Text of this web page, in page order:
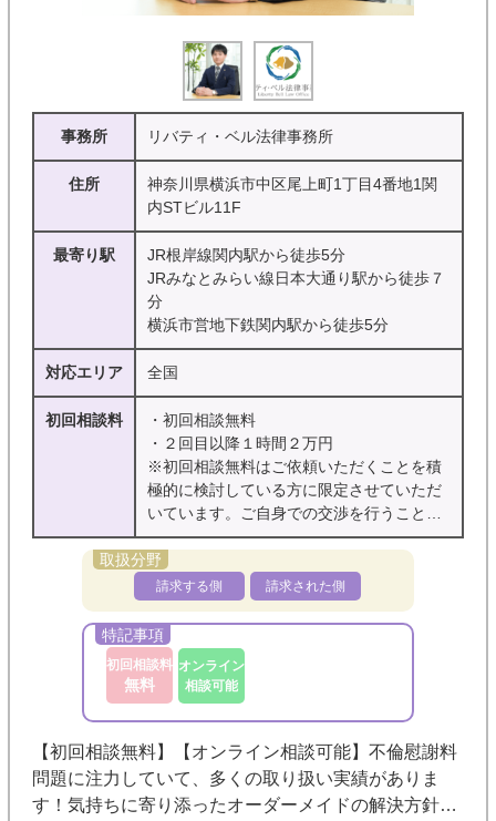
事務所 リバティ・ベル法律事務所
住所
神奈川県横浜市中区尾上町1丁目4番地1関
内STビル11F
最寄り駅
JR根岸線関内駅から徒歩5分
JRみなとみらい線日本大通り駅から徒歩７
分
横浜市営地下鉄関内駅から徒歩5分
対応エリア 全国
初回相談料
・初回相談無料
・２回目以降１時間２万円
※初回相談無料はご依頼いただくことを積
極的に検討している方に限定させていただ
いています。ご自身での交渉を行うことを
前提としたご相談の場合には、初回無料相
談の対象外になっています。
※ご相談内容により初回相談無料の対象外
のものがございます。
※繁忙状況によりご相談をお受けできない
ことがございます。
請求する側 請求された側
初回相談料
無料
オンライン
相談可能
【初回相談無料】【オンライン相談可能】不倫慰謝料
問題に注力していて、多くの取り扱い実績がありま
す！気持ちに寄り添ったオーダーメイドの解決方針を